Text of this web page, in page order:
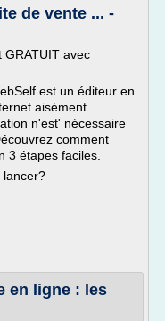
de vente ... -
avec
est un éditeur en
aisément.
n'est' nécessaire
comment
3 étapes faciles.
lancer?
en ligne : les